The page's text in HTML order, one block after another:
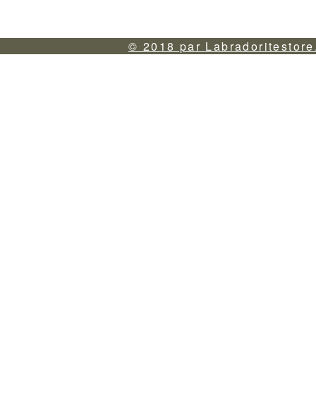
© 2018 par